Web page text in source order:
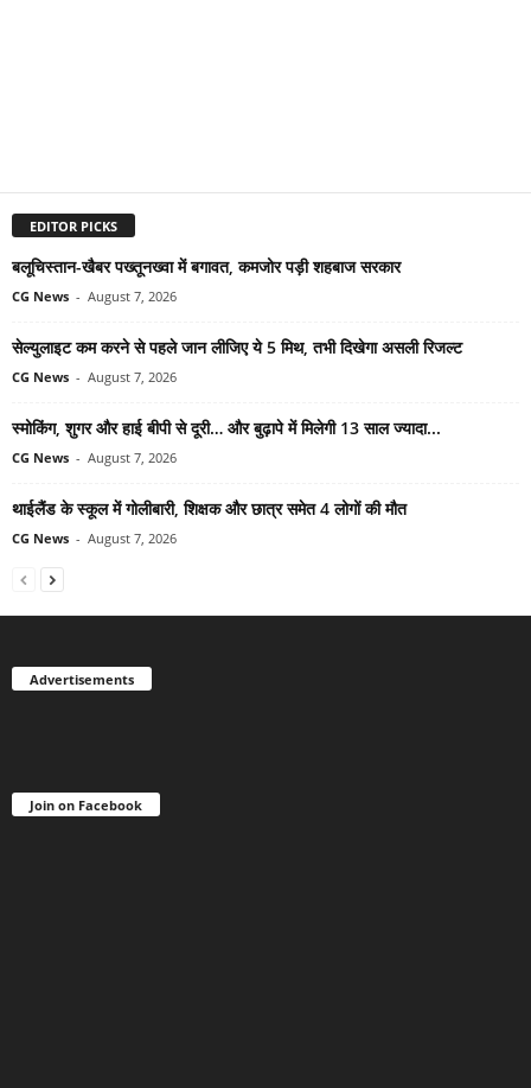
EDITOR PICKS
बलूचिस्तान-खैबर पख्तूनख्वा में बगावत, कमजोर पड़ी शहबाज सरकार
CG News - August 7, 2026
सेल्युलाइट कम करने से पहले जान लीजिए ये 5 मिथ, तभी दिखेगा असली रिजल्ट
CG News - August 7, 2026
स्मोकिंग, शुगर और हाई बीपी से दूरी… और बुढ़ापे में मिलेगी 13 साल ज्यादा...
CG News - August 7, 2026
थाईलैंड के स्कूल में गोलीबारी, शिक्षक और छात्र समेत 4 लोगों की मौत
CG News - August 7, 2026
Advertisements
Join on Facebook